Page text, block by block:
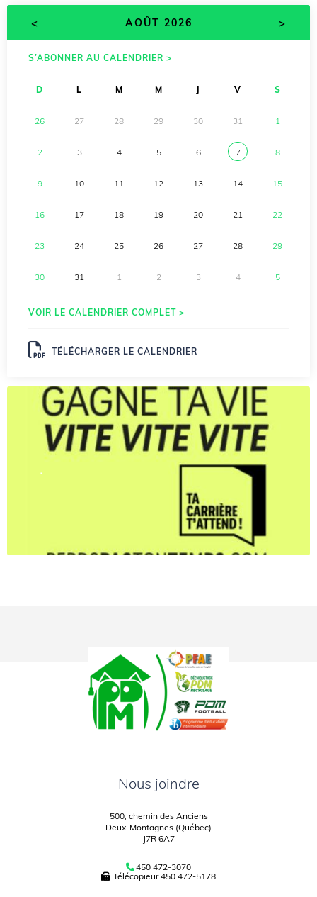
< AOÛT 2026 >
S’ABONNER AU CALENDRIER >
D L M M J V S
26 27 28 29 30 31 1
2 3 4 5 6 7 8
9 10 11 12 13 14 15
16 17 18 19 20 21 22
23 24 25 26 27 28 29
30 31 1 2 3 4 5
VOIR LE CALENDRIER COMPLET >
TÉLÉCHARGER LE CALENDRIER
.
Nous joindre
500, chemin des Anciens
Deux-Montagnes (Québec)
J7R 6A7
450 472-3070
Télécopieur450 472-5178